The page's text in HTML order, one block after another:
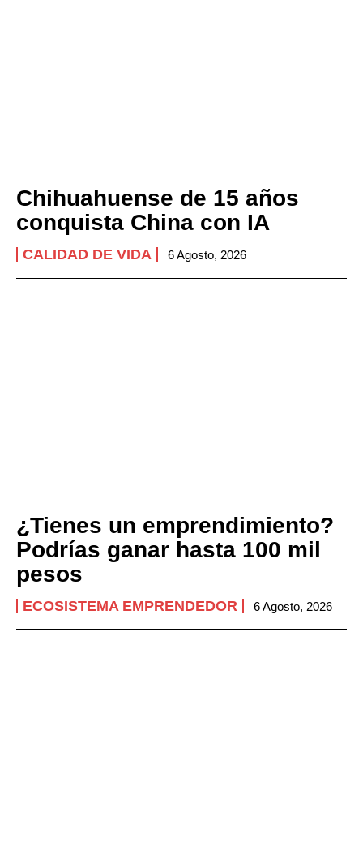
Chihuahuense de 15 años
conquista China con IA
CALIDAD DE VIDA 6 Agosto, 2026
¿Tienes un emprendimiento?
Podrías ganar hasta 100 mil
pesos
ECOSISTEMA EMPRENDEDOR 6 Agosto, 2026